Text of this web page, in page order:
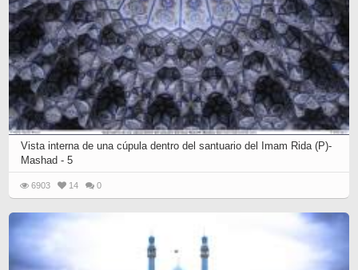
Vista interna de una cúpula dentro del santuario del Imam Rida (P)-
Mashad - 5
6903 14 0